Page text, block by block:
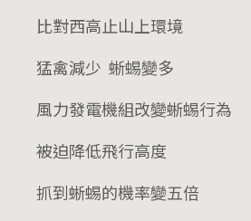
比對西高止山上環境
猛禽減少 蜥蜴變多
風力發電機組改變蜥蜴行為
被迫降低飛行高度
抓到蜥蜴的機率變五倍